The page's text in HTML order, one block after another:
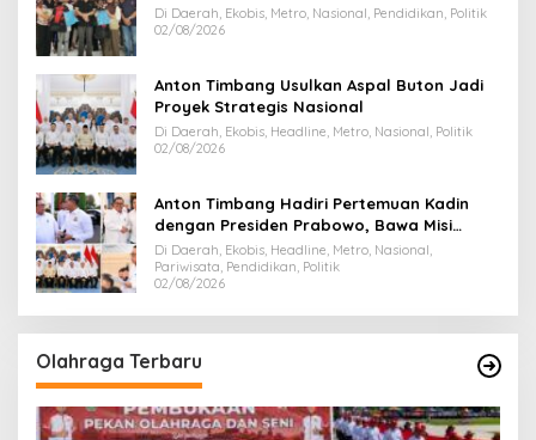
Di Daerah, Ekobis, Metro, Nasional, Pendidikan, Politik
02/08/2026
Anton Timbang Usulkan Aspal Buton Jadi
Proyek Strategis Nasional
Di Daerah, Ekobis, Headline, Metro, Nasional, Politik
02/08/2026
Anton Timbang Hadiri Pertemuan Kadin
dengan Presiden Prabowo, Bawa Misi
Majukan Ekonomi Sultra
Di Daerah, Ekobis, Headline, Metro, Nasional,
Pariwisata, Pendidikan, Politik
02/08/2026
Olahraga Terbaru